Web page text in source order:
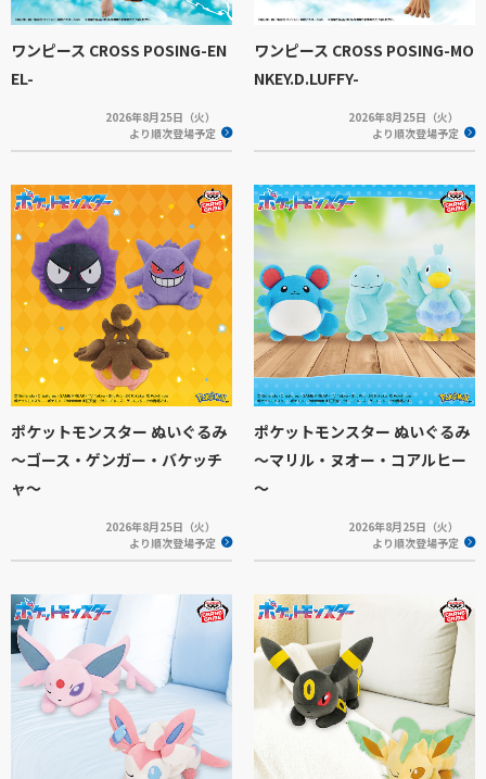
ワンピース CROSS POSING-EN
EL-
2026年8月25日（火）
より順次登場予定
ワンピース CROSS POSING-MO
NKEY.D.LUFFY-
2026年8月25日（火）
より順次登場予定
ポケットモンスター ぬいぐるみ
～ゴース・ゲンガー・バケッチ
ャ～
2026年8月25日（火）
より順次登場予定
ポケットモンスター ぬいぐるみ
～マリル・ヌオー・コアルヒー
～
2026年8月25日（火）
より順次登場予定